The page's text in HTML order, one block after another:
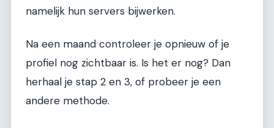
namelijk hun servers bijwerken.
Na een maand controleer je opnieuw of je
profiel nog zichtbaar is. Is het er nog? Dan
herhaal je stap 2 en 3, of probeer je een
andere methode.